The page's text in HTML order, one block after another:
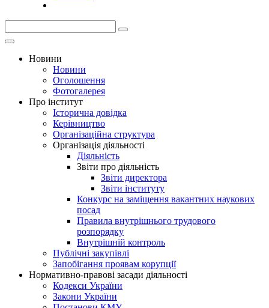
Новини
Новини
Оголошення
Фотогалерея
Про інститут
Історична довідка
Керівництво
Організаційна структура
Організація діяльності
Діяльність
Звіти про діяльність
Звіти директора
Звіти інституту
Конкурс на заміщення вакантних наукових
посад
Правила внутрішнього трудового
розпорядку
Внутрішній контроль
Публічні закупівлі
Запобігання проявам корупції
Нормативно-правові засади діяльності
Кодекси України
Закони України